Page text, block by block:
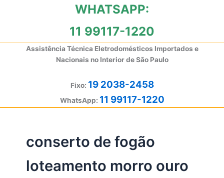
WHATSAPP:
11 99117-1220
Assistência Técnica Eletrodomésticos Importados e
Nacionais no Interior de São Paulo
Fixo: 19 2038-2458
WhatsApp: 11 99117-1220
conserto de fogão
loteamento morro ouro